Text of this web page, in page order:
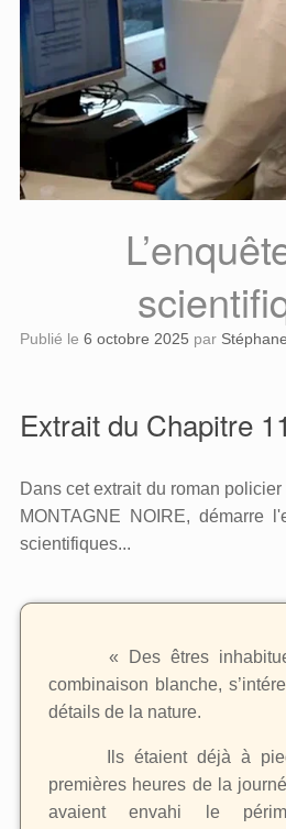
Publié le 6 octobre 2025 par
Extrait du Chapitre 11
Dans cet extrait du roman
MONTAGNE NOIRE, démarre
scientifiques...
« Des êtres
combinaison blanche,
détails de la nature.
Ils étaient déjà à pied
premières heures de la
avaient envahi le